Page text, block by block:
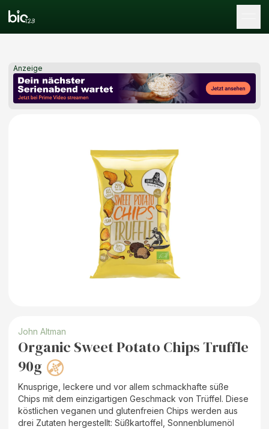
Anzeige
John Altman
Organic Sweet Potato Chips Truffle
90g
Knusprige, leckere und vor allem schmackhafte süße
Chips mit dem einzigartigen Geschmack von Trüffel. Diese
köstlichen veganen und glutenfreien Chips werden aus
drei Zutaten hergestellt: Süßkartoffel, Sonnenblumenöl